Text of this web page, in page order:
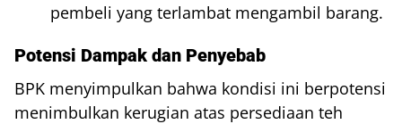
pembeli yang terlambat mengambil barang.
Potensi Dampak dan Penyebab
BPK menyimpulkan bahwa kondisi ini berpotensi
menimbulkan kerugian atas persediaan teh